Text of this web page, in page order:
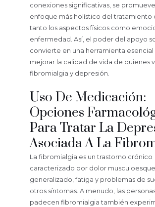
conexiones significativas, se
enfoque más holístico del tratamiento
tanto los aspectos físicos como
enfermedad. Así, el poder del apoyo
convierte en una herramienta esencial
mejorar la calidad de vida de quienes
fibromialgia y depresión.
Uso De Medicación:
Opciones
Para Tratar La
Asociada A La
La fibromialgia es un trastorno crónico
caracterizado por dolor
generalizado, fatiga y problemas de
otros síntomas. A menudo, las
padecen fibromialgia también